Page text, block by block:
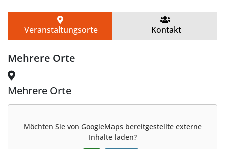
Veranstaltungsorte Kontakt
Mehrere Orte
Mehrere Orte
Möchten Sie von GoogleMaps bereitgestellte externe
Inhalte laden?